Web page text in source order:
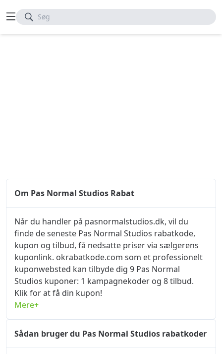
Søg
Om Pas Normal Studios Rabat
Når du handler på pasnormalstudios.dk, vil du
finde de seneste Pas Normal Studios rabatkode,
kupon og tilbud, få nedsatte priser via sælgerens
kuponlink. okrabatkode.com som et professionelt
kuponwebsted kan tilbyde dig 9 Pas Normal
Studios kuponer: 1 kampagnekoder og 8 tilbud.
Klik for at få din kupon!
Mere+
Sådan bruger du Pas Normal Studios rabatkoder